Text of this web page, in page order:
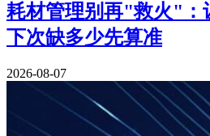
耗材管理别再"救火"：
下次缺多少先算准
2026-08-07